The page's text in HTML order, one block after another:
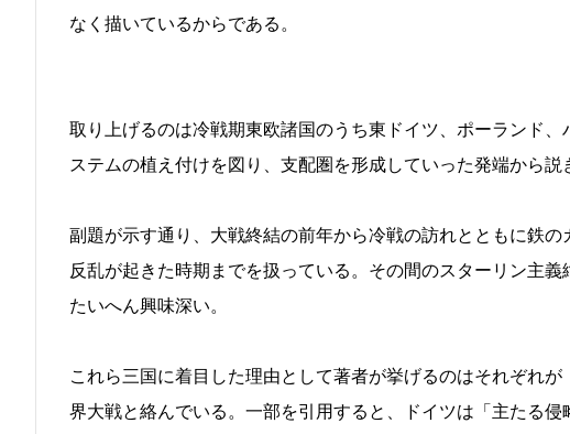
なく描いているからである。
取り上げるのは冷戦期東欧諸国のうち東ドイツ、ポーランド
ステムの植え付けを図り、支配圏を形成していった発端から
副題が示す通り、大戦終結の前年から冷戦の訪れとともに鉄
反乱が起きた時期までを扱っている。その間のスターリン主
たいへん興味深い。
これら三国に着目した理由として著者が挙げるのはそれぞれ
界大戦と絡んでいる。一部を引用すると、ドイツは「主たる